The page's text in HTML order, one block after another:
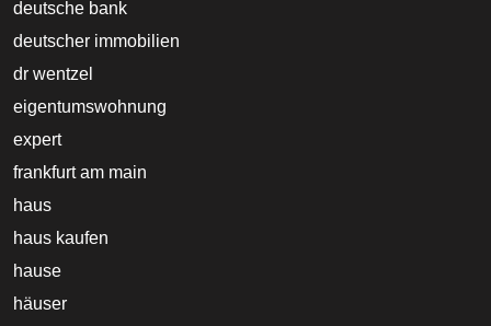
deutsche bank
deutscher immobilien
dr wentzel
eigentumswohnung
expert
frankfurt am main
haus
haus kaufen
hause
häuser